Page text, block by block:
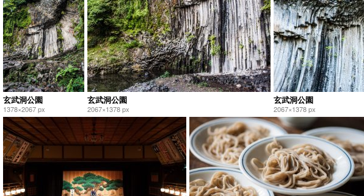
玄武洞公園
1378×2067 px
玄武洞公園
2067×1378 px
玄武洞公園
2067×1378 px